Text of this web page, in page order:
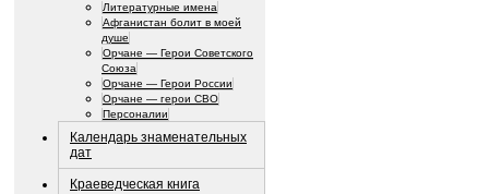
Литературные имена
Афганистан болит в моей
душе
Орчане — Герои Советского
Союза
Орчане — Герои России
Орчане — герои СВО
Персоналии
Календарь знаменательных
дат
Краеведческая книга